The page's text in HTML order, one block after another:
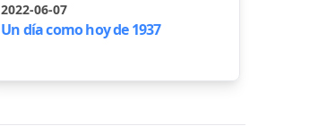
2022-06-07
Un día como hoy de 1937